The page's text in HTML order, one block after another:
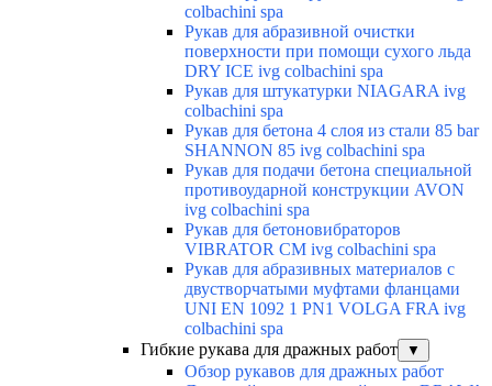
colbachini spa
Рукав для абразивной очистки
поверхности при помощи сухого льда
DRY ICE ivg colbachini spa
Рукав для штукатурки NIAGARA ivg
colbachini spa
Рукав для бетона 4 слоя из стали 85 bar
SHANNON 85 ivg colbachini spa
Рукав для подачи бетона специальной
противоударной конструкции AVON
ivg colbachini spa
Рукав для бетоновибраторов
VIBRATOR CM ivg colbachini spa
Рукав для абразивных материалов с
двустворчатыми муфтами фланцами
UNI EN 1092 1 PN1 VOLGA FRA ivg
colbachini spa
Гибкие рукава для дражных работ
▼
Обзор рукавов для дражных работ